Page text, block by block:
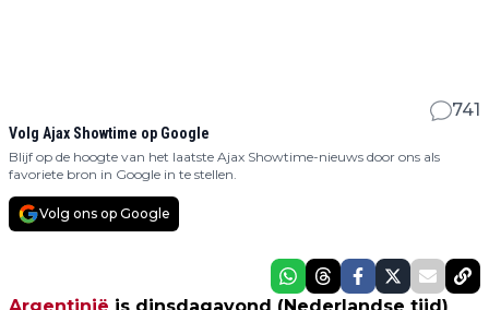
741
Volg Ajax Showtime op Google
Blijf op de hoogte van het laatste Ajax Showtime-nieuws door ons als
favoriete bron in Google in te stellen.
Volg ons op Google